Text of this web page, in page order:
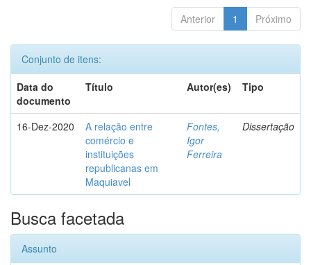
Anterior 1 Próximo
Conjunto de itens:
Data do
documento
Título Autor(es) Tipo
16-Dez-2020
A relação entre
comércio e
instituições
republicanas em
Maquiavel
Fontes,
Igor
Ferreira
Dissertação
Busca facetada
Assunto